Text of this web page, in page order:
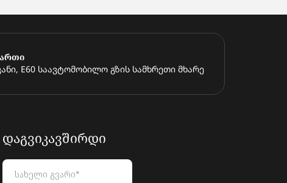
E60 საავტომობილო გზის სამხრეთი მხარე
ᲓᲐᲒᲕᲘᲙᲐᲕᲨᲘᲠᲓᲘ